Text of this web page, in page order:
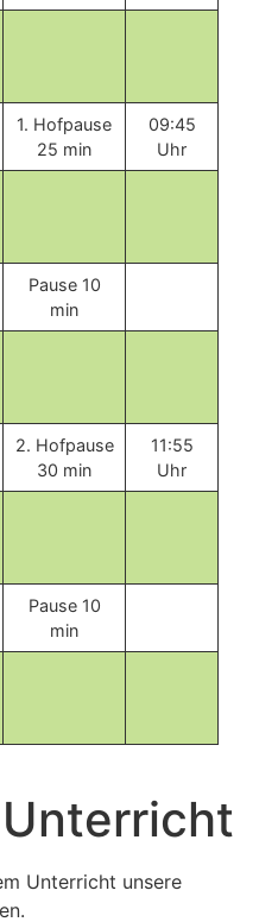
1. Hofpause
25 min
09:45
Uhr
Pause 10
min
2. Hofpause
30 min
11:55
Uhr
Pause 10
min
Unterricht unsere